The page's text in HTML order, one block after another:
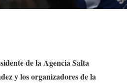
de la Agencia Salta
y los organizadores de la